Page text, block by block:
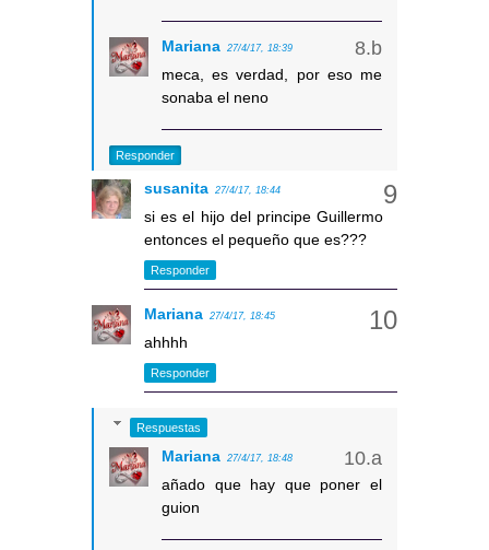
Mariana 27/4/17, 18:39
meca, es verdad, por eso me
sonaba el neno
Responder
susanita 27/4/17, 18:44
si es el hijo del principe Guillermo
entonces el pequeño que es???
Responder
Mariana 27/4/17, 18:45
ahhhh
Responder
Respuestas
Mariana 27/4/17, 18:48
añado que hay que poner el
guion